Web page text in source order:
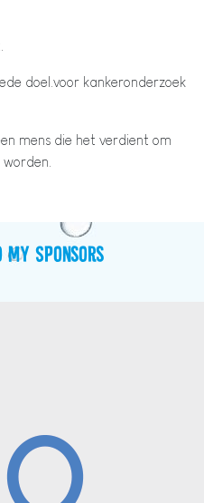
doel.voor kankeronderzoek
mens die het verdient om
Sponsors